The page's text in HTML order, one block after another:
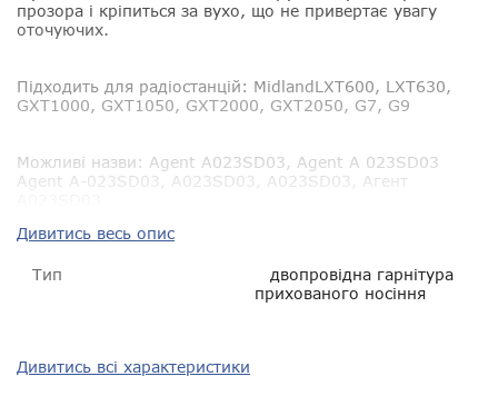
прозора і кріпиться за вухо, що не привертає увагу
оточуючих.
Підходить для радіостанцій: MidlandLXT600, LXT630,
GXT1000, GXT1050, GXT2000, GXT2050, G7, G9
Можливі назви: Agent A023SD03, Agent A 023SD03
Agent A-023SD03, A023SD03, A023SD03, Агент
Дивитись весь опис
Тип
двопровідна гарнітура
прихованого носіння
Дивитись всі характеристики